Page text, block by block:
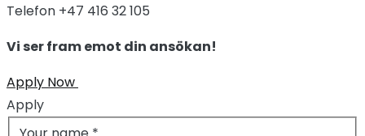
Telefon +47 416 32 105
Vi ser fram emot din ansökan!
Apply Now
Apply